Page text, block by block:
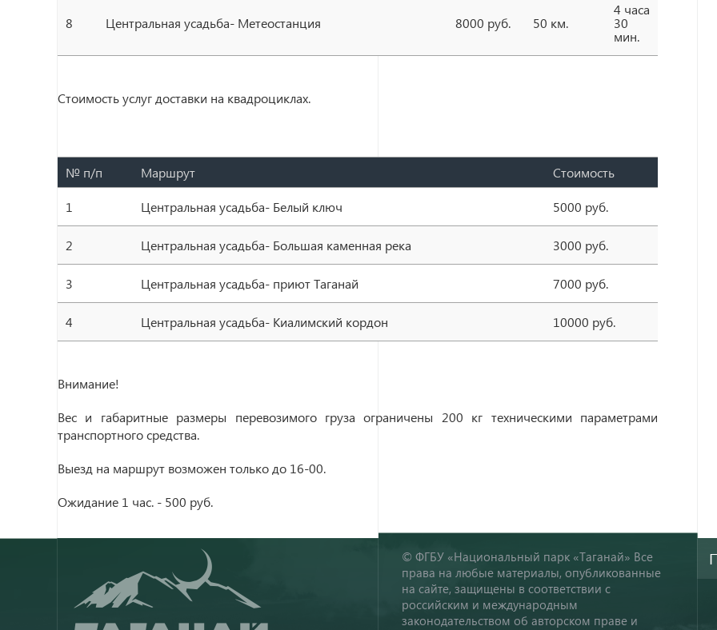
8 Центральная усадьба- Метеостанция 8000 руб. 50 км.
4 часа
30
мин.
Стоимость услуг доставки на квадроциклах.
№ п/п Маршрут Стоимость
1 Центральная усадьба- Белый ключ 5000 руб.
2 Центральная усадьба- Большая каменная река 3000 руб.
3 Центральная усадьба- приют Таганай 7000 руб.
4 Центральная усадьба- Киалимский кордон 10000 руб.
Внимание!
Вес и габаритные размеры перевозимого груза ограничены 200 кг техническими параметрами
транспортного средства.
Выезд на маршрут возможен только до 16-00.
Ожидание 1 час. - 500 руб.
© ФГБУ «Национальный парк «Таганай» Все
права на любые материалы, опубликованные
на сайте, защищены в соответствии с
российским и международным
законодательством об авторском праве и